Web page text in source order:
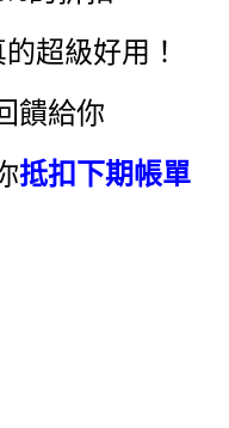
超級好用！
饋給你
抵扣下期帳單